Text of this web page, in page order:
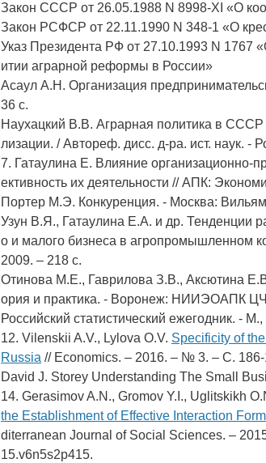
Закон СССР от 26.05.1988 N 8998-XI «О
Закон РСФСР от 22.11.1990 N 348-1 «О
Указ Президента РФ от 27.10.1993 N 1767
итии аграрной реформы в России»
Асаул А.Н. Организация
36 с.
Наухацкий В.В. Аграрная политика в
лизации. / Автореф. дисс. д-ра. ист. наук. -
7. Гатаулина Е. Влияние организационно-
ективность их деятельности // АПК:
Портер М.Э. Конкуренция. - Москва:
Узун В.Я., Гатаулина Е.А. и др. Тенденции
о и малого бизнеса в
2009. – 218 с.
Отинова М.Е., Гаврилова З.В., Аксютина
ория и практика. - Воронеж: НИИЭОАПК
Российский статистический ежегодник. -
12. Vilenskii A.V., Lylova O.V. Specificity of
Russia // Economics. – 2016. – № 3. – С. 186-
David J. Storey Understanding The Small
14. Gerasimov A.N., Gromov Y.I., Uglitskikh
the Establishment of Effective Interaction
diterranean Journal of Social Sciences. –
15.v6n5s2p415.